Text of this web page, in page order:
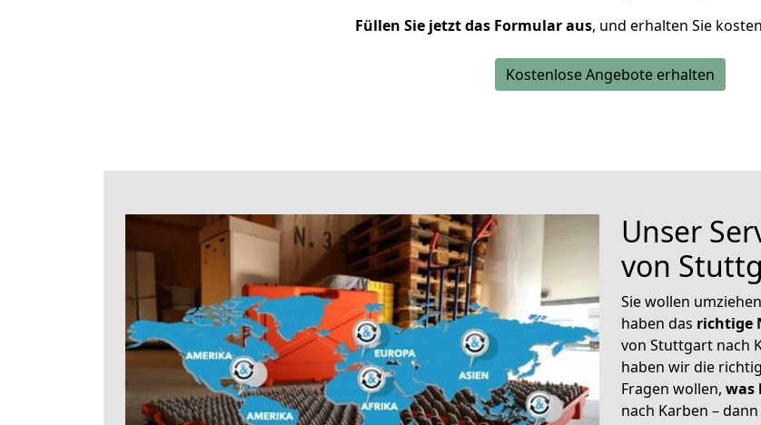
Füllen Sie jetzt das Formular aus, und erhalten Sie
Kostenlose Angebote erhalten
Unser
von
Sie wollen
haben das richtige
von Stuttgart nach
haben wir die
Fragen wollen, was
nach Karben –